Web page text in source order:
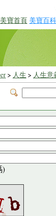
美寶首頁 美寶百科
> 人生 > 人生意
)